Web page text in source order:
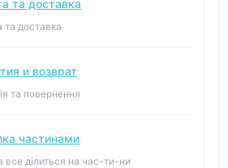
та доставка
та доставка
и возврат
та повернення
частинами
все ділиться на час-ти-ни